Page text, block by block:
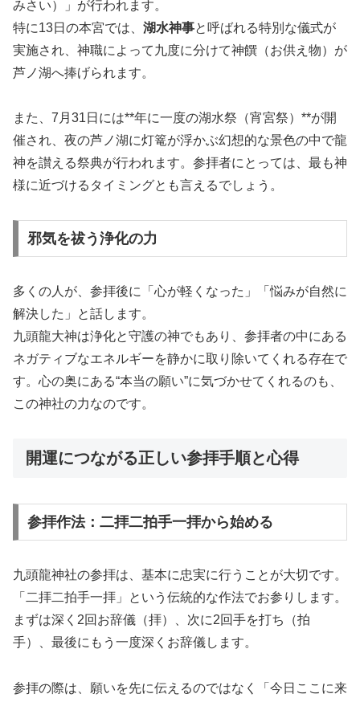
みさい）」が行われます。
特に13日の本宮では、 湖水神事と呼ばれる特別な儀式が
実施され、神職によって九度に分けて神饌（お供え物）が
芦ノ湖へ捧げられます。
また、7月31日には**年に一度の湖水祭（宵宮祭）**が開
催され、夜の芦ノ湖に灯篭が浮かぶ幻想的な景色の中で龍
神を讃える祭典が行われます。参拝者にとっては、最も神
様に近づけるタイミングとも言えるでしょう。
邪気を祓う浄化の力
多くの人が、参拝後に「心が軽くなった」「悩みが自然に
解決した」と話します。
九頭龍大神は浄化と守護の神でもあり、参拝者の中にある
ネガティブなエネルギーを静かに取り除いてくれる存在で
す。心の奥にある“本当の願い”に気づかせてくれるのも、
この神社の力なのです。
開運につながる正しい参拝手順と心得
参拝作法：二拝二拍手一拝から始める
九頭龍神社の参拝は、基本に忠実に行うことが大切です。
「二拝二拍手一拝」という伝統的な作法でお参りします。
まずは深く2回お辞儀（拝）、次に2回手を打ち（拍
手）、最後にもう一度深くお辞儀します。
参拝の際は、願いを先に伝えるのではなく「今日ここに来